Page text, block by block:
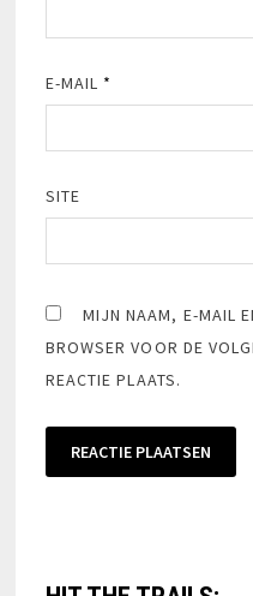
E-MAIL *
SITE
MIJN NAAM, E-MAIL
BROWSER VOOR DE
REACTIE PLAATS.